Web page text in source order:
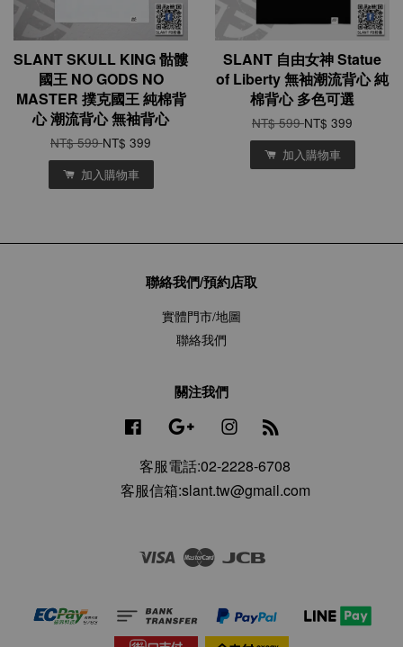
SLANT SKULL KING 骷髏
國王 NO GODS NO
MASTER 撲克國王 純棉背
心 潮流背心 無袖背心
NT$ 599NT$ 399
加入購物車
SLANT 自由女神 Statue
of Liberty 無袖潮流背心 純
棉背心 多色可選
NT$ 599NT$ 399
加入購物車
聯絡我們/預約店取
實體門市/地圖
聯絡我們
關注我們
Facebook Google Instagram
客服電話:02-2228-6708
客服信箱:slant.tw@gmail.com
Visa Master